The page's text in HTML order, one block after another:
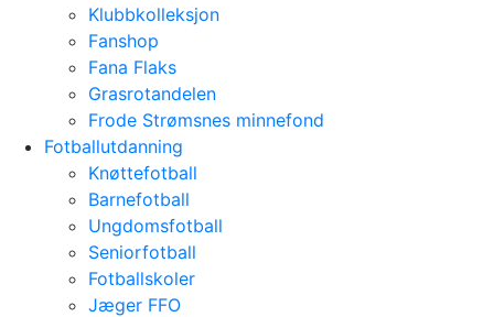
Klubbkolleksjon
Fanshop
Fana Flaks
Grasrotandelen
Frode Strømsnes minnefond
Fotballutdanning
Knøttefotball
Barnefotball
Ungdomsfotball
Seniorfotball
Fotballskoler
Jæger FFO